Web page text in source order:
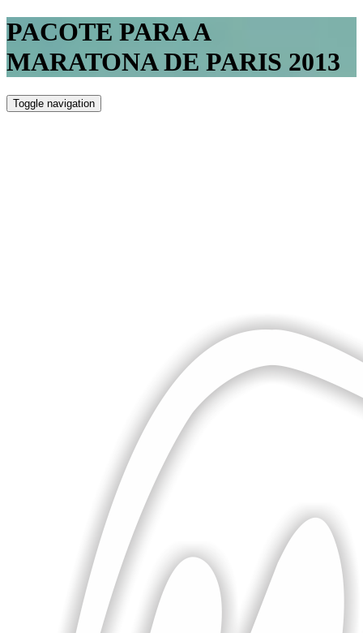
PACOTE PARA A
MARATONA DE PARIS 2013
Toggle navigation